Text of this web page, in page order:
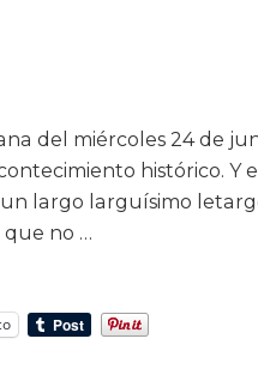
del miércoles 24 de
histórico. Y
largo larguísimo
que no …